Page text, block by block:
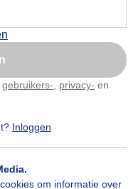
gebruikers- privacy- en
Inloggen
om informatie over
lucht, heerlijk weertje
later
passen